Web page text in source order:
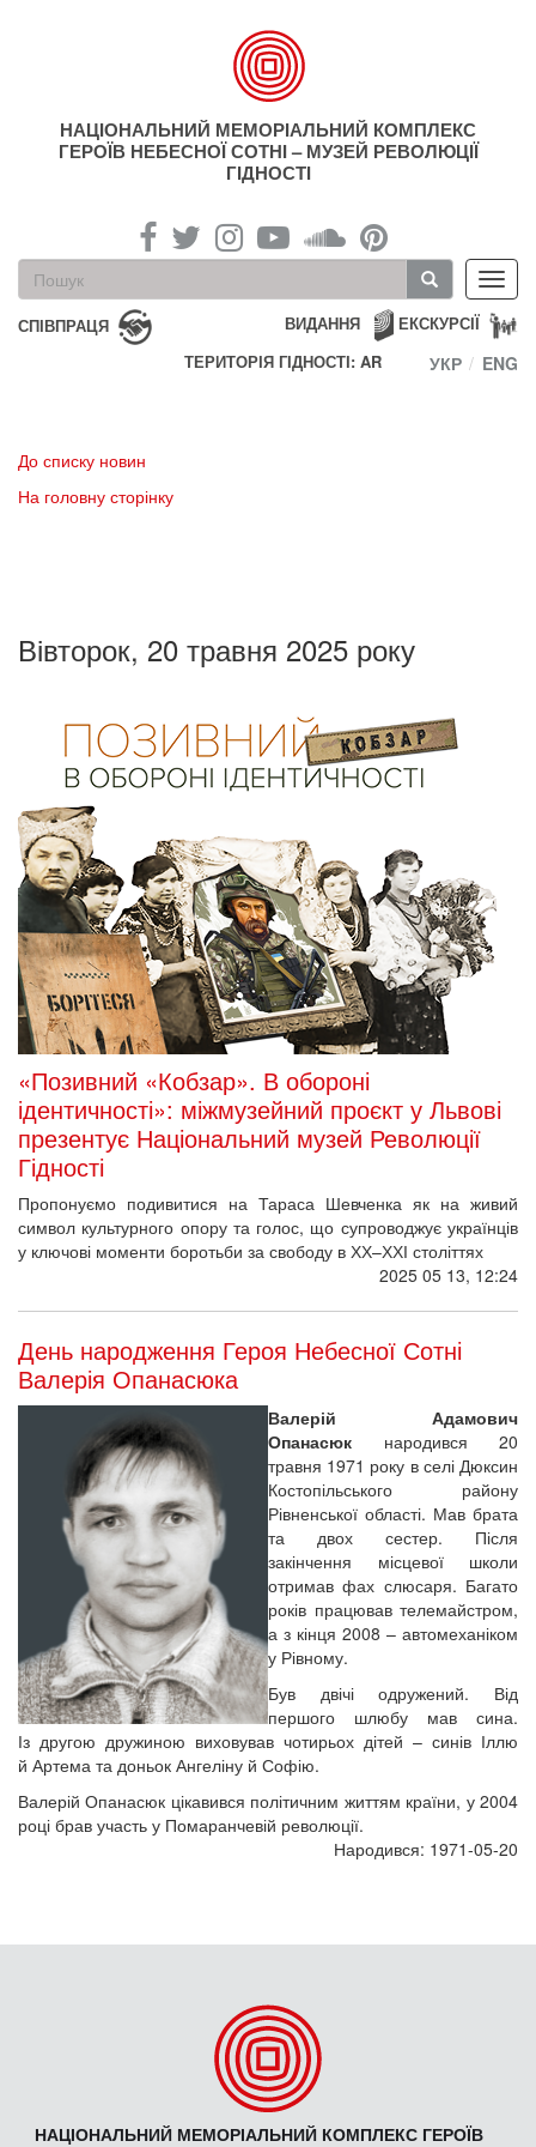
НАЦІОНАЛЬНИЙ МЕМОРІАЛЬНИЙ КОМПЛЕКС
ГЕРОЇВ НЕБЕСНОЇ СОТНІ – МУЗЕЙ РЕВОЛЮЦІЇ
ГІДНОСТІ
Пошукова
форма
Пошук
СПІВПРАЦЯ ЕКСКУРСІЇ
ВИДАННЯ
ТЕРИТОРІЯ ГІДНОСТІ: AR
УКР ENG
До списку новин
На головну сторінку
Вівторок, 20 травня 2025 року
«Позивний «Кобзар». В обороні
ідентичності»: міжмузейний проєкт у Львові
презентує Національний музей Революції
Гідності
Пропонуємо подивитися на Тараса Шевченка як на живий
символ культурного опору та голос, що супроводжує українців
у ключові моменти боротьби за свободу в ХХ–ХХІ століттях
2025 05 13, 12:24
День народження Героя Небесної Сотні
Валерія Опанасюка
Валерій Адамович
Опанасюк народився 20
травня 1971 року в селі Дюксин
Костопільського району
Рівненської області. Мав брата
та двох сестер. Після
закінчення місцевої школи
отримав фах слюсаря. Багато
років працював телемайстром,
а з кінця 2008 – автомеханіком
у Рівному.
Був двічі одружений. Від
першого шлюбу мав сина.
Із другою дружиною виховував чотирьох дітей – синів Іллю
й Артема та доньок Ангеліну й Софію.
Валерій Опанасюк цікавився політичним життям країни, у 2004
році брав участь у Помаранчевій революції.
Народився: 1971-05-20
НАЦІОНАЛЬНИЙ МЕМОРІАЛЬНИЙ КОМПЛЕКС ГЕРОЇВ